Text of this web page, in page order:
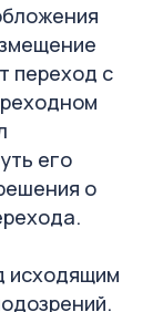
переход с
его
о
исходящим